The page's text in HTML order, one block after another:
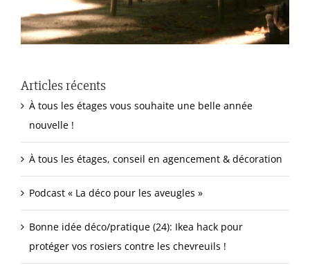
Articles récents
À tous les étages vous souhaite une belle année
nouvelle !
À tous les étages, conseil en agencement & décoration
Podcast « La déco pour les aveugles »
Bonne idée déco/pratique (24): Ikea hack pour
protéger vos rosiers contre les chevreuils !